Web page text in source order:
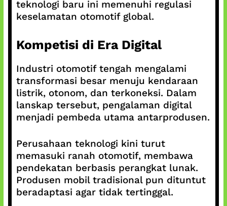
teknologi baru ini memenuhi regulasi
keselamatan otomotif global.
Kompetisi di Era Digital
Industri otomotif tengah mengalami
transformasi besar menuju kendaraan
listrik, otonom, dan terkoneksi. Dalam
lanskap tersebut, pengalaman digital
menjadi pembeda utama antarprodusen.
Perusahaan teknologi kini turut
memasuki ranah otomotif, membawa
pendekatan berbasis perangkat lunak.
Produsen mobil tradisional pun dituntut
beradaptasi agar tidak tertinggal.